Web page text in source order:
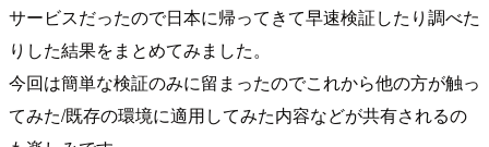
サービスだったので日本に帰ってきて早速検証したり調べた
りした結果をまとめてみました。
今回は簡単な検証のみに留まったのでこれから他の方が触っ
てみた/既存の環境に適用してみた内容などが共有されるの